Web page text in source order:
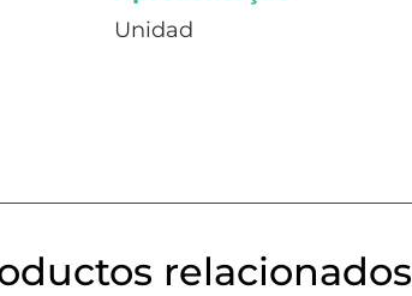
Unidad
relacionados